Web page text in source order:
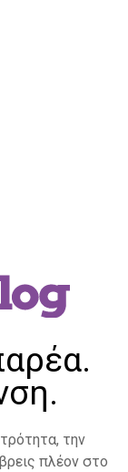
την
πλέον στο